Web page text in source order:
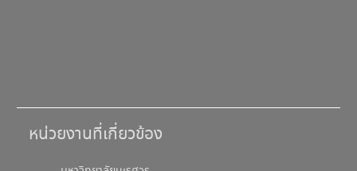
หน่วยงานที่เกี่ยวข้อง